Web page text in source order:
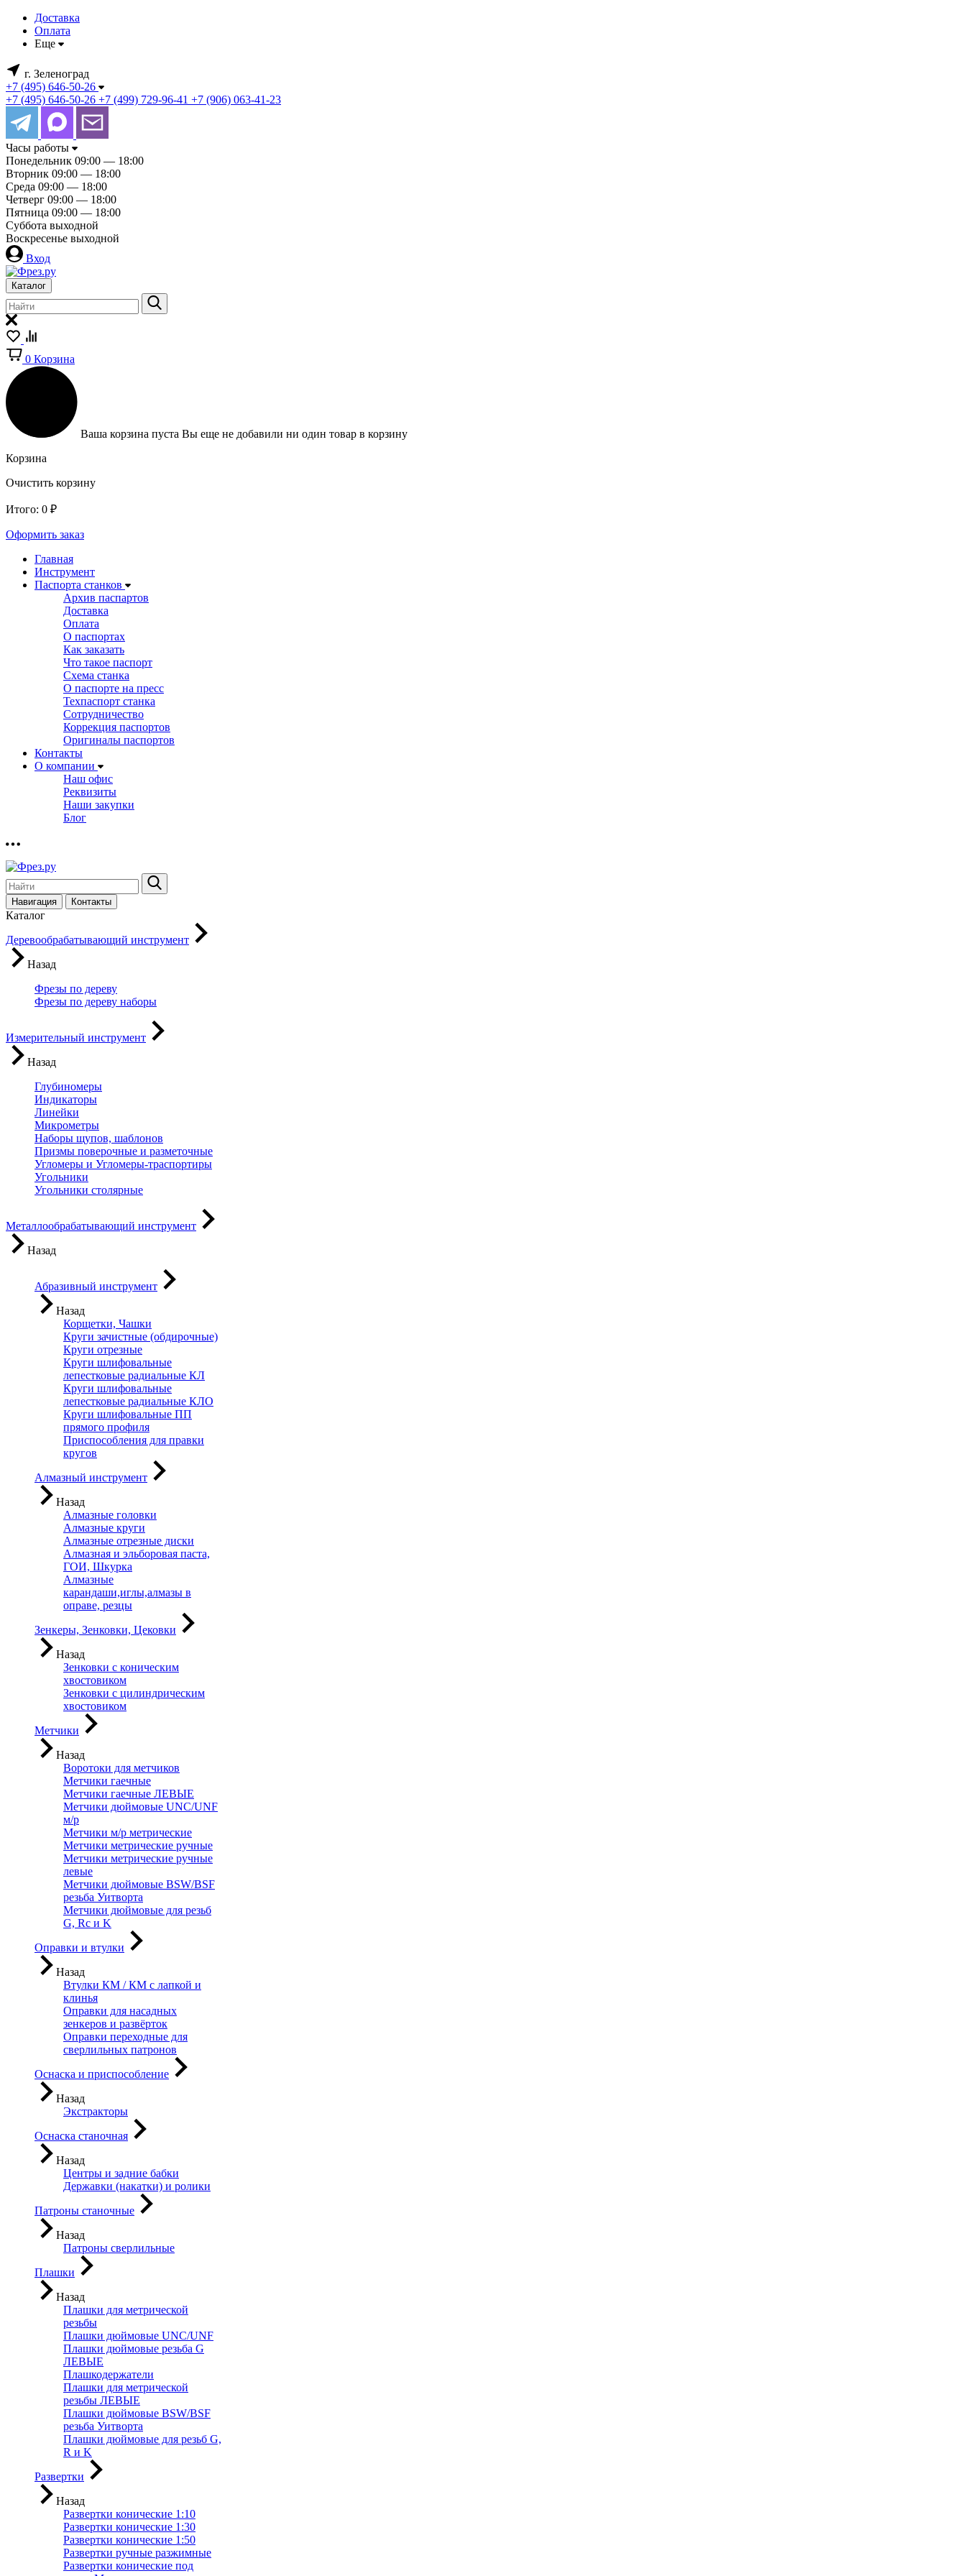
Доставка
Оплата
Еще
г. Зеленоград
+7 (495) 646-50-26
+7 (495) 646-50-26 +7 (499) 729-96-41 +7 (906) 063-41-23
Часы работы
Понедельник 09:00 — 18:00
Вторник 09:00 — 18:00
Среда 09:00 — 18:00
Четверг 09:00 — 18:00
Пятница 09:00 — 18:00
Суббота выходной
Воскресенье выходной
Вход
Каталог
0 Корзина
Ваша корзина пуста Вы еще не добавили ни один товар в корзину
Корзина
Очистить корзину
Итого: 0 ₽
Оформить заказ
Главная
Инструмент
Паспорта станков
Архив паспартов
Доставка
Оплата
О паспортах
Как заказать
Что такое паспорт
Схема станка
О паспорте на пресс
Техпаспорт станка
Сотрудничество
Коррекция паспортов
Оригиналы паспортов
Контакты
О компании
Наш офис
Реквизиты
Наши закупки
Блог
Навигация Контакты
Каталог
Деревообрабатывающий инструмент
Назад
Фрезы по дереву
Фрезы по дереву наборы
Измерительный инструмент
Назад
Глубиномеры
Индикаторы
Линейки
Микрометры
Наборы щупов, шаблонов
Призмы поверочные и разметочные
Угломеры и Угломеры-траспортиры
Угольники
Угольники столярные
Металлообрабатывающий инструмент
Назад
Абразивный инструмент
Назад
Корщетки, Чашки
Круги зачистные (обдирочные)
Круги отрезные
Круги шлифовальные
лепестковые радиальные КЛ
Круги шлифовальные
лепестковые радиальные КЛО
Круги шлифовальные ПП
прямого профиля
Приспособления для правки
кругов
Алмазный инструмент
Назад
Алмазные головки
Алмазные круги
Алмазные отрезные диски
Алмазная и эльборовая паста,
ГОИ, Шкурка
Алмазные
карандаши,иглы,алмазы в
оправе, резцы
Зенкеры, Зенковки, Цековки
Назад
Зенковки с коническим
хвостовиком
Зенковки с цилиндрическим
хвостовиком
Метчики
Назад
Воротоки для метчиков
Метчики гаечные
Метчики гаечные ЛЕВЫЕ
Метчики дюймовые UNC/UNF
м/р
Метчики м/р метрические
Метчики метрические ручные
Метчики метрические ручные
левые
Метчики дюймовые BSW/BSF
резьба Уитворта
Метчики дюймовые для резьб
G, Rc и K
Оправки и втулки
Назад
Втулки КМ / КМ с лапкой и
клинья
Оправки для насадных
зенкеров и развёрток
Оправки переходные для
сверлильных патронов
Оснаска и приспособление
Назад
Экстракторы
Оснаска станочная
Назад
Центры и задние бабки
Державки (накатки) и ролики
Патроны станочные
Назад
Патроны сверлильные
Плашки
Назад
Плашки для метрической
резьбы
Плашки дюймовые UNC/UNF
Плашки дюймовые резьба G
ЛЕВЫЕ
Плашкодержатели
Плашки для метрической
резьбы ЛЕВЫЕ
Плашки дюймовые BSW/BSF
резьба Уитворта
Плашки дюймовые для резьб G,
R и K
Развертки
Назад
Развертки конические 1:10
Развертки конические 1:30
Развертки конические 1:50
Развертки ручные разжимные
Развертки конические под